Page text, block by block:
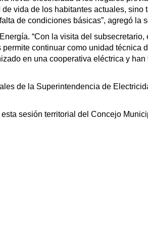
vida de los habitantes actuales, sino
de condiciones básicas”, agregó la
“Con la visita del subsecretario,
continuar como unidad técnica
en una cooperativa eléctrica y han
de la Superintendencia de
sesión territorial del Concejo